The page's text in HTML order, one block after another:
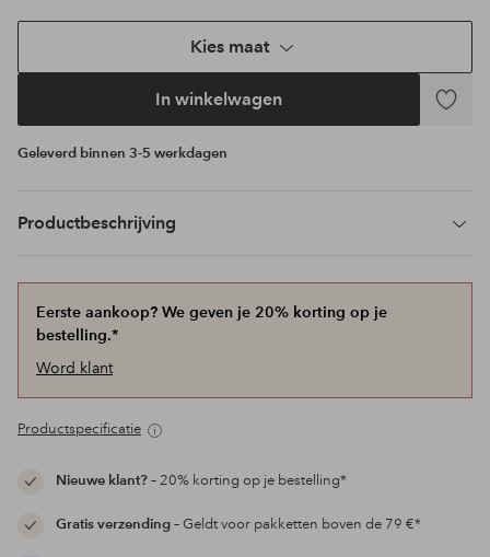
Kies maat
In winkelwagen
Geleverd binnen 3-5 werkdagen
Productbeschrijving
Eerste aankoop? We geven je 20% korting op je
bestelling.*
Word klant
Productspecificatie
Nieuwe klant?– 20% korting op je bestelling*
Gratis verzending– Geldt voor pakketten boven de 79 €*